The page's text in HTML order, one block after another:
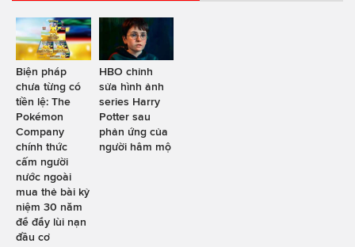
Biện pháp
chưa từng có
tiền lệ: The
Pokémon
Company
chính thức
cấm người
nước ngoài
mua thẻ bài kỷ
niệm 30 năm
để đẩy lùi nạn
đầu cơ
HBO chỉnh
sửa hình ảnh
series Harry
Potter sau
phản ứng của
người hâm mộ